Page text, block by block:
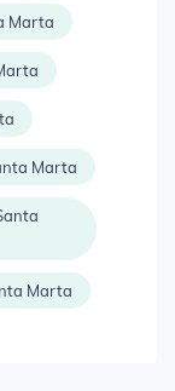
Marta
Marta
Marta